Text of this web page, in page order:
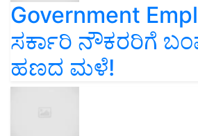
Government
ಸರ್ಕಾರಿ ನೌಕರರಿಗೆ
ಹಣದ ಮಳೆ!